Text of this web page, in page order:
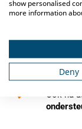
✓ Indien
Gratis
✓ Ook na
show personalised
more information
Deny